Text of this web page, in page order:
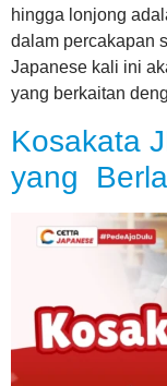
hingga lonjong
dalam percakapan
Japanese kali ini
yang berkaitan
Kosakata
yang